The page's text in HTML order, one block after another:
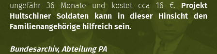
ungefähr 36 Monate und kostet cca 16 €. Projekt
Hultschiner Soldaten kann in dieser Hinsicht den
Familienangehörige hilfreich sein.
Bundesarchiv, Abteilung PA